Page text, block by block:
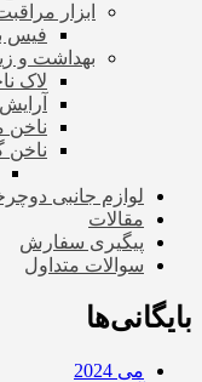
ابزار
فیس
بهداشت و
لاک
ناخن
لوازم جانبی
مقالات
پیگیری سفارش
سوالات متداول
بایگانی‌ها
می 2024